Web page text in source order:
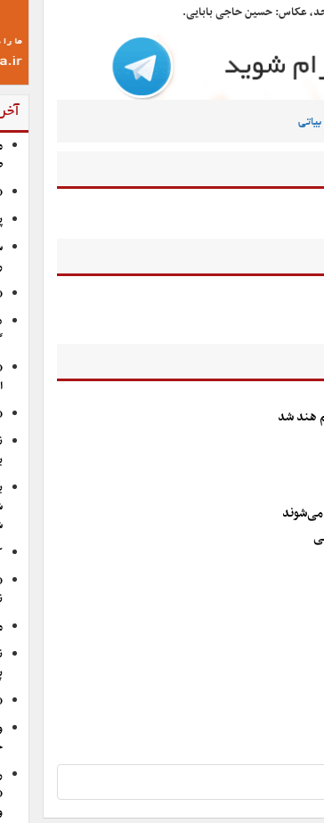
عکاس: حسین حاجی بابایی.
هند شد
می‌شوند